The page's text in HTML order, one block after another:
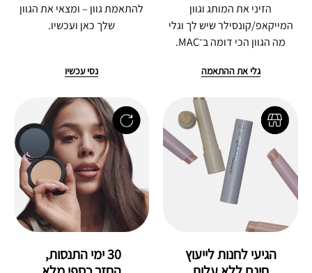
הזיני את המותג וגוון
המייקאפ/קונסילר שיש לך וגלי
מה הגוון הכי דומה ב־MAC.
גלי את ההתאמה
להתאמת גוון – ומצאי את הגוון
שלך כאן ועכשיו.
נסי עכשיו
הגיעי לחנות לייעוץ
30 ימי התנסות,